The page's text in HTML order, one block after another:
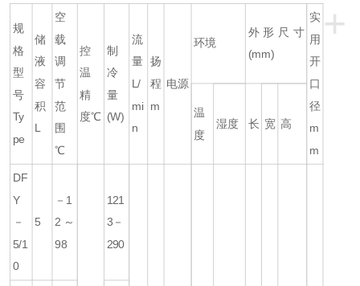
+
规
格
型
号
Ty
pe
储
液
容
积
L
空
载
调
节
范
围
℃
控
温
精
度℃
制
冷
量
(W)
流
量
L/
mi
n
扬
程
m
电源
环境
外形尺寸
(mm)
实
用
开
口
径
m
m
温
度
湿度 长 宽 高
DF
Y
－
5/1
0
5
－1
2～
98
121
3－
290